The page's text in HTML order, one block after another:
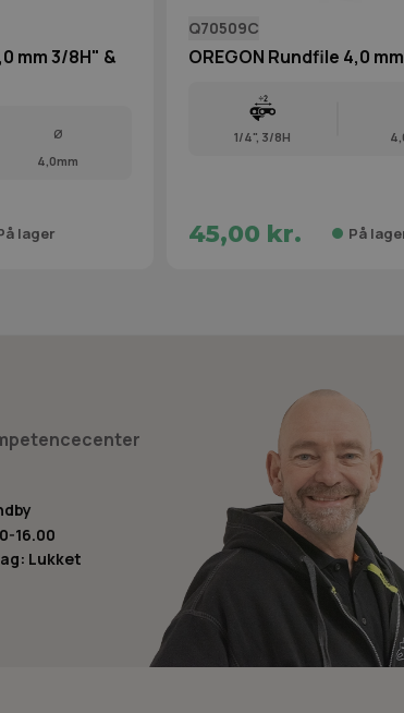
mm 3/8H" &
Ø
4,0mm
lager
Q70509C
OREGON Rundfile 4,0
1/4", 3/8H
45,00 kr. På
16.00
Lukket